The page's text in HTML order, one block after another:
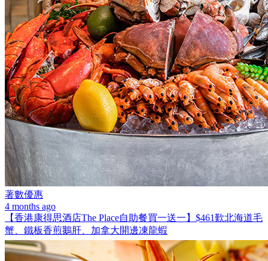
著數優惠
4 months ago
【香港康得思酒店The Place自助餐買一送一】$461歎北海道毛
蟹、鐵板香煎鵝肝、加拿大開邊凍龍蝦